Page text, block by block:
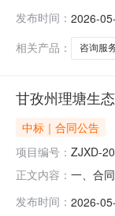
服务采
建设施
发布时间： 2026-
相关产品：
咨询服
甘孜州理塘生
中标｜合同公告
项目编号： ZJXD-
正文内容： 一、合
环境局
发布时间： 2026-